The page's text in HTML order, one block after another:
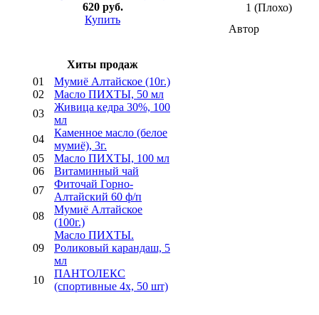
620 руб.
Купить
Хиты продаж
01
Мумиё Алтайское (10г.)
02
Mасло ПИХТЫ, 50 мл
03
Живица кедра 30%, 100
мл
04
Каменное масло (белое
мумиё), 3г.
05
Mасло ПИХТЫ, 100 мл
06
Bитаминный чай
07
Фиточай Горно-
Алтайский 60 ф/п
08
Мумиё Алтайское
(100г.)
09
Mасло ПИХТЫ.
Роликовый карандаш, 5
мл
10
ПАНТОЛЕКС
(спортивные 4х, 50 шт)
1 (Плохо)
Автор